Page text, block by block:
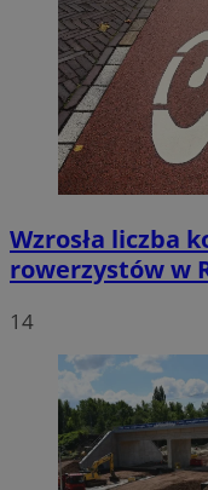
Wzrosła liczba
rowerzystów w
14